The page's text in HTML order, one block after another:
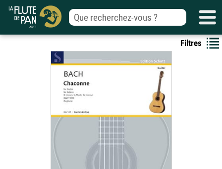
Filtres